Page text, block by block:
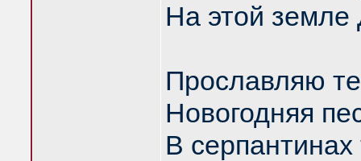
На этой
Прославляю
Новогодняя
В серпантинах